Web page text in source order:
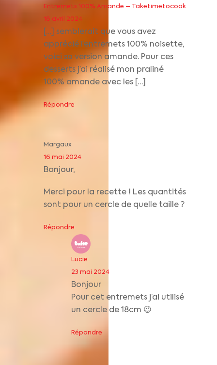
Entremets 100% Amande – Taketimetocook
18 avril 2024
[…] semblerait que vous avez
apprécié l’entremets 100% noisette,
voici sa version amande. Pour ces
desserts j’ai réalisé mon praliné
100% amande avec les […]
Répondre
Margaux
16 mai 2024
Bonjour,
Merci pour la recette ! Les quantités
sont pour un cercle de quelle taille ?
Répondre
Lucie
23 mai 2024
Bonjour
Pour cet entremets j’ai utilisé
un cercle de 18cm 😉
Répondre